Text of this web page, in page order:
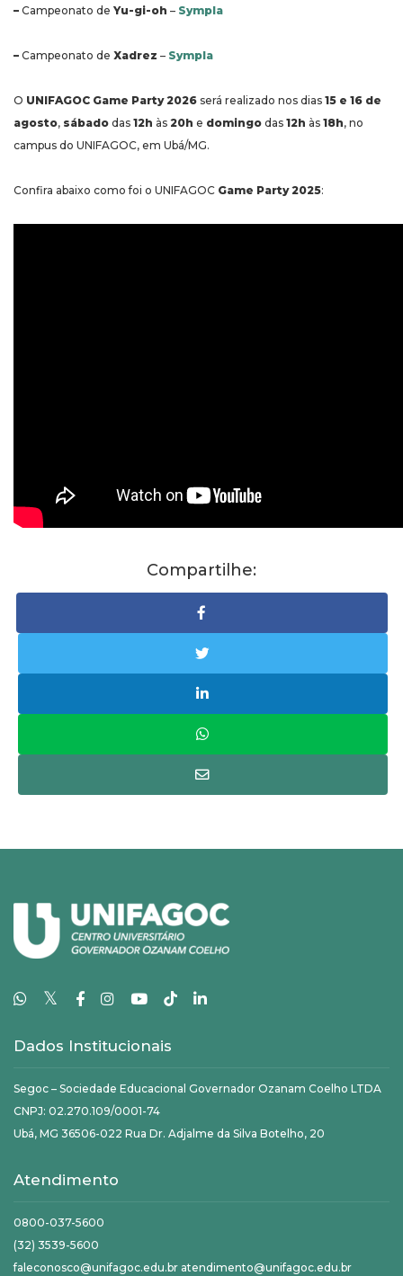
– Campeonato de Yu-gi-oh – Sympla
– Campeonato de Xadrez – Sympla
O UNIFAGOC Game Party 2026 será realizado nos dias 15 e 16 de
agosto, sábado das 12h às 20h e domingo das 12h às 18h, no
campus do UNIFAGOC, em Ubá/MG.
Confira abaixo como foi o UNIFAGOC Game Party 2025:
Compartilhe:
𝕏
Dados Institucionais
Segoc – Sociedade Educacional Governador Ozanam Coelho LTDA
CNPJ: 02.270.109/0001-74
Ubá, MG 36506-022 Rua Dr. Adjalme da Silva Botelho, 20
Atendimento
0800-037-5600
(32) 3539-5600
faleconosco@unifagoc.edu.br atendimento@unifagoc.edu.br